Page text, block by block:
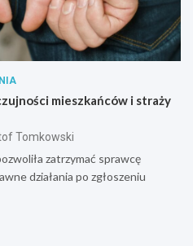
mieszkańców i straży
Tomkowski
zatrzymać sprawcę
działania po zgłoszeniu